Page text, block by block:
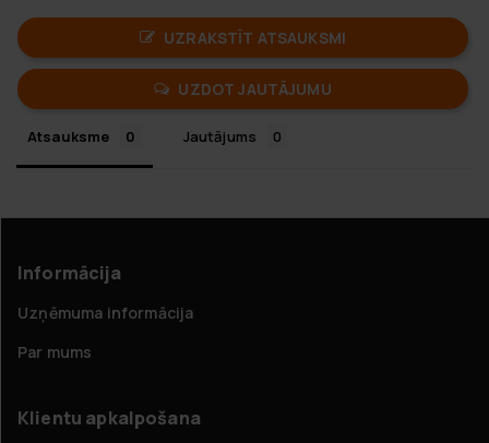
UZRAKSTĪT ATSAUKSMI
UZDOT JAUTĀJUMU
Atsauksme Jautājums
Informācija
Uzņēmuma informācija
Par mums
Klientu apkalpošana